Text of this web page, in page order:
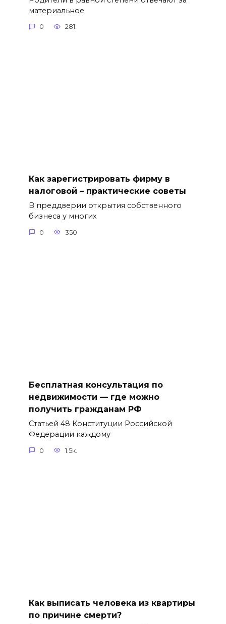
материальное
0 281
Как зарегистрировать фирму в
налоговой – практические советы
В преддверии открытия собственного
бизнеса у многих
0 350
Бесплатная консультация по
недвижимости — где можно
получить гражданам РФ
Статьей 48 Конституции Российской
Федерации каждому
0 1.5к.
Как выписать человека из квартиры
по причине смерти?